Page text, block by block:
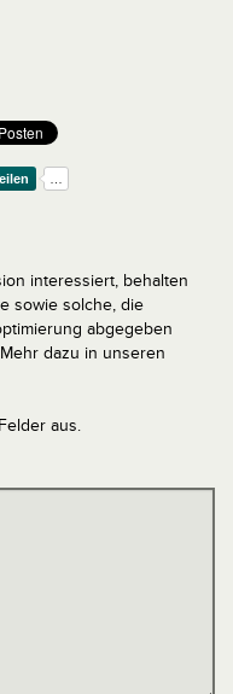
interessiert, behalten
sowie solche, die
abgegeben
dazu in unseren
aus.